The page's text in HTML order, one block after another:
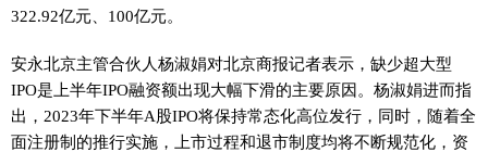
322.92亿元、100亿元。
安永北京主管合伙人杨淑娟对北京商报记者表示，缺少超大型
IPO是上半年IPO融资额出现大幅下滑的主要原因。杨淑娟进而指
出，2023年下半年A股IPO将保持常态化高位发行，同时，随着全
面注册制的推行实施，上市过程和退市制度均将不断规范化，资